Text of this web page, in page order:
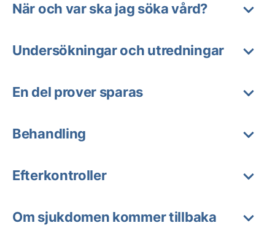
När och var ska jag söka vård?
Undersökningar och utredningar
En del prover sparas
Behandling
Efterkontroller
Om sjukdomen kommer tillbaka